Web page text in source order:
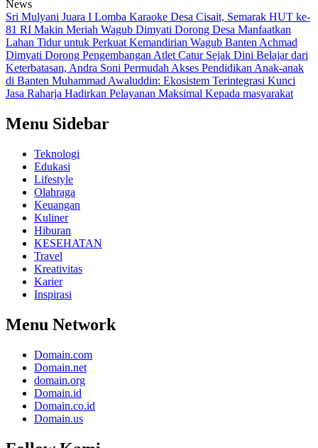
News
Sri Mulyani Juara I Lomba Karaoke Desa Cisait, Semarak HUT ke-
81 RI Makin Meriah Wagub Dimyati Dorong Desa Manfaatkan
Lahan Tidur untuk Perkuat Kemandirian Wagub Banten Achmad
Dimyati Dorong Pengembangan Atlet Catur Sejak Dini Belajar dari
Keterbatasan, Andra Soni Permudah Akses Pendidikan Anak-anak
di Banten Muhammad Awaluddin: Ekosistem Terintegrasi Kunci
Jasa Raharja Hadirkan Pelayanan Maksimal Kepada masyarakat
Menu Sidebar
Teknologi
Edukasi
Lifestyle
Olahraga
Keuangan
Kuliner
Hiburan
KESEHATAN
Travel
Kreativitas
Karier
Inspirasi
Menu Network
Domain.com
Domain.net
domain.org
Domain.id
Domain.co.id
Domain.us